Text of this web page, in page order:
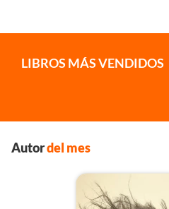
LIBROS MÁS VENDIDOS
Autordel mes